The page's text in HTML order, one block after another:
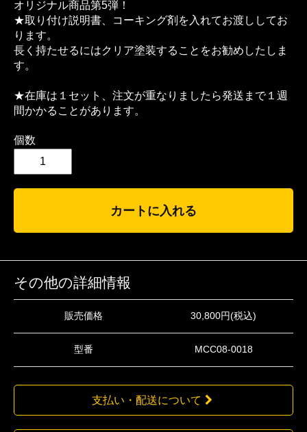
オリジナル商品第5弾！
★取り付け説明書、コーキング剤を入れてお渡ししてお
ります。
長く持たせるにはクリア塗装することをお勧めしたしま
す。
★在庫は１セット、注文が重なりましたら発送まで１週
間かかることがあります。
個数
カートに入れる
その他の詳細情報
販売価格 30,800円(税込)
型番 MCC08-0018
支払い・配送について